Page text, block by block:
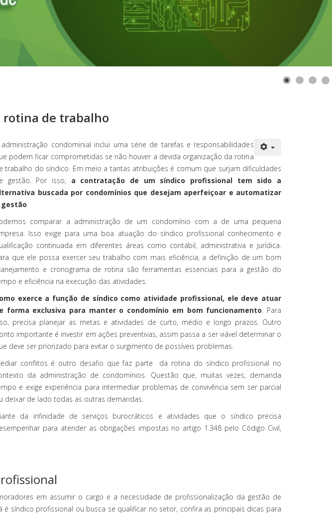
rotina de trabalho
administração condominial inclui uma série de tarefas e responsabilidades
podem ficar comprometidas se não houver a devida organização da rotina
trabalho do síndico. Em meio a tantas atribuições é comum que surjam dificuldades
gestão. Por isso, a contratação de um síndico profissional tem sido a
buscada por condomínios que desejam aperfeiçoar e automatizar
gestão.
comparar a administração de um condomínio com a de uma pequena
Isso exige para uma boa atuação do síndico profissional conhecimento e
continuada em diferentes áreas como contábil, administrativa e jurídica.
que ele possa exercer seu trabalho com mais eficiência, a definição de um bom
e cronograma de rotina são ferramentas essenciais para a gestão do
e eficiência na execução das atividades.
exerce a função de síndico como atividade profissional, ele deve atuar
forma exclusiva para manter o condomínio em bom funcionamento. Para
precisa planejar as metas e atividades de curto, médio e longo prazos. Outro
importante é investir em ações preventivas, assim passa a ser viável determinar o
deve ser priorizado para evitar o surgimento de possíveis problemas.
conflitos é outro desafio que faz parte da rotina do síndico profissional no
da administração de condomínios. Questão que, muitas vezes, demanda
e exige experiência para intermediar problemas de convivência sem ser parcial
deixar de lado todas as outras demandas.
da infinidade de serviços burocráticos e atividades que o síndico precisa
para atender as obrigações impostas no artigo 1.348 pelo Código Civil,
em assumir o cargo e a necessidade de profissionalização da gestão de
é síndico profissional ou busca se qualificar no setor, confira as principais dicas para